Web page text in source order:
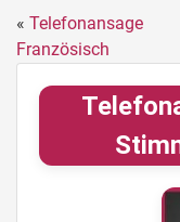
« Telefonansage
Französisch